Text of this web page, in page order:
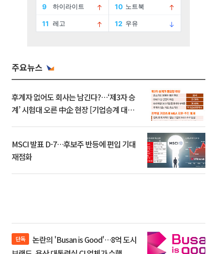
주요뉴스
후계자 없어도 회사는 남긴다?…‘제3자 승
계’ 시험대 오른 中企 현장 [기업승계 대전
MSCI 발표 D-7…후보주 반등에 편입 기대
재점화
단독